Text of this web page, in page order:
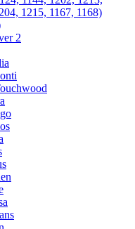
1215, 1167, 1168)
2